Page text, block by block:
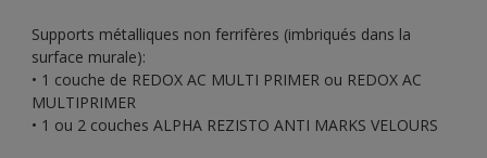
Supports métalliques non ferrifères (imbriqués dans la
surface murale):
• 1 couche de REDOX AC MULTI PRIMER ou REDOX AC
MULTIPRIMER
• 1 ou 2 couches ALPHA REZISTO ANTI MARKS VELOURS